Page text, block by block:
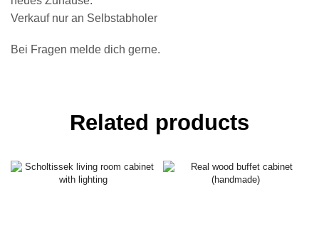
Verkauf nur an Selbstabholer
Bei Fragen melde dich gerne.
Related products